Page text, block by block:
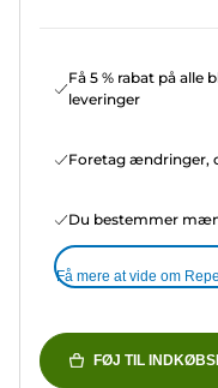
Få 5 % rabat på
leveringer
Foretag ændringer,
Du bestemmer
Få mere at vide om
FØJ TIL